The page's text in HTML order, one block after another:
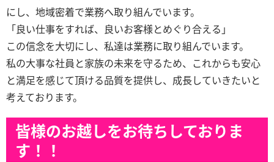
にし、地域密着で業務へ取り組んでいます。
「良い仕事をすれば、良いお客様とめぐり合える」
この信念を大切にし、私達は業務に取り組んでいます。
私の大事な社員と家族の未来を守るため、これからも安心
と満足を感じて頂ける品質を提供し、成長していきたいと
考えております。
皆様のお越しをお待ちしておりま
す！！